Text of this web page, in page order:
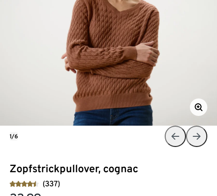
Zopfstrickpullover, cognac
(337)
1/6